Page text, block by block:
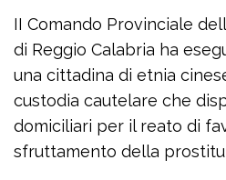
II Comando Provinciale
di Reggio Calabria ha
una cittadina di etnia
custodia cautelare che
domiciliari per il reato di
sfruttamento della